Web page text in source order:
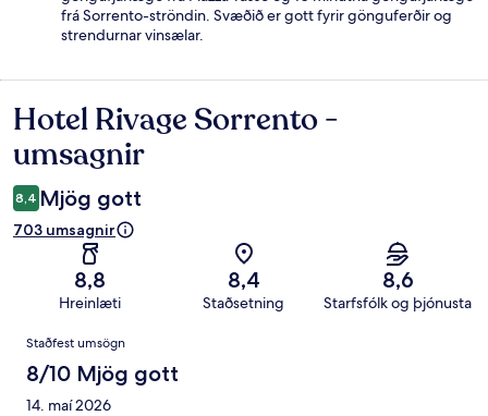
frá Sorrento-ströndin. Svæðið er gott fyrir gönguferðir og
strendurnar vinsælar.
Umsagnir
Hotel Rivage Sorrento -
umsagnir
8,4 Mjög gott
703 umsagnir
8,8
Hreinlæti
8,4
Staðsetning
8,6
Starfsfólk og þjónusta
Umsagnir
Staðfest umsögn
8/10 Mjög gott
14. maí 2026